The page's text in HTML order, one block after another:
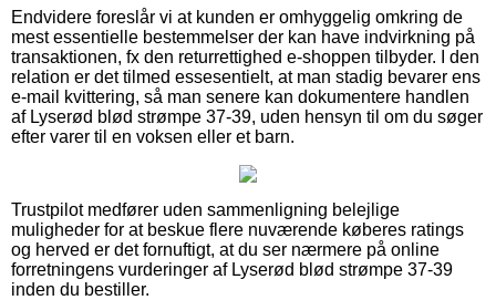
Endvidere foreslår vi at kunden er omhyggelig omkring de
mest essentielle bestemmelser der kan have indvirkning på
transaktionen, fx den returrettighed e-shoppen tilbyder. I den
relation er det tilmed essesentielt, at man stadig bevarer ens
e-mail kvittering, så man senere kan dokumentere handlen
af Lyserød blød strømpe 37-39, uden hensyn til om du søger
efter varer til en voksen eller et barn.
Trustpilot medfører uden sammenligning belejlige
muligheder for at beskue flere nuværende køberes ratings
og herved er det fornuftigt, at du ser nærmere på online
forretningens vurderinger af Lyserød blød strømpe 37-39
inden du bestiller.